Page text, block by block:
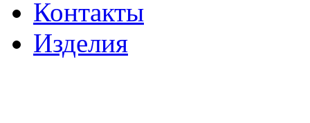
Контакты
Изделия